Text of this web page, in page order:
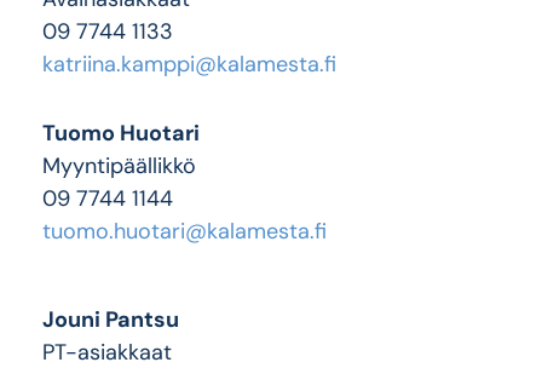
Tuomo Huotari
Myyntipäällikkö
09 7744 1144
tuomo.huotari@kalamesta.fi
09 7744 1133
katriina.kamppi@kalamesta.fi
Jouni Pantsu
PT-asiakkaat